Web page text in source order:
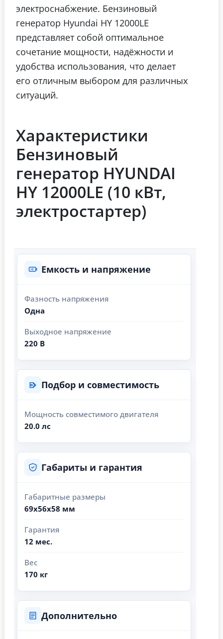
электроснабжение. Бензиновый
генератор Hyundai HY 12000LE
представляет собой оптимальное
сочетание мощности, надёжности и
удобства использования, что делает
его отличным выбором для различных
ситуаций.
Характеристики
Бензиновый
генератор HYUNDAI
HY 12000LE (10 кВт,
электростартер)
Емкость и напряжение
Фазность напряжения
Одна
Выходное напряжение
220 В
Подбор и совместимость
Мощность совместимого двигателя
20.0 лс
Габариты и гарантия
Габаритные размеры
69x56x58 мм
Гарантия
12 мес.
Вес
170 кг
Дополнительно